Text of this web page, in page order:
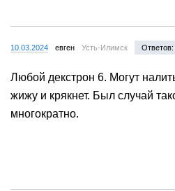
10.03.2024 евген Усть-Илимск Ответов:
Любой декстрон 6. Могут
жижу и крякнет. Был случай
многократно.